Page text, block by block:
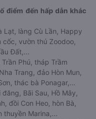
điểm đến hấp dẫn khác
Lạt, làng Cù Lần, Happy
cốc, vườn thú Zoodoo,
Đất,...
Trần Phú, tháp Trầm
Trang, đảo Hòn Mun,
thác bà Ponagar,...
Bãi Sau, Hồ Mây,
đồi Con Heo, hòn Bà,
thuyền Marina,...